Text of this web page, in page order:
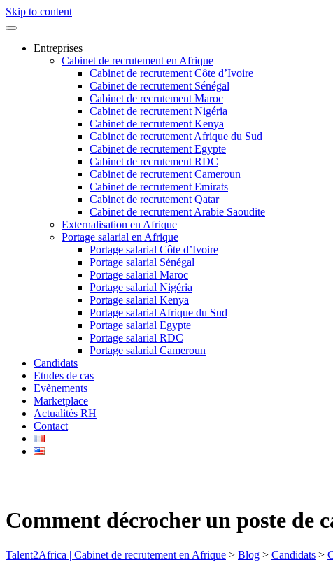
Skip to content
Entreprises
Cabinet de recrutement en Afrique
Cabinet de recrutement Côte d’Ivoire
Cabinet de recrutement Sénégal
Cabinet de recrutement Maroc
Cabinet de recrutement Nigéria
Cabinet de recrutement Kenya
Cabinet de recrutement Afrique du Sud
Cabinet de recrutement Egypte
Cabinet de recrutement RDC
Cabinet de recrutement Cameroun
Cabinet de recrutement Emirats
Cabinet de recrutement Qatar
Cabinet de recrutement Arabie Saoudite
Externalisation en Afrique
Portage salarial en Afrique
Portage salarial Côte d’Ivoire
Portage salarial Sénégal
Portage salarial Maroc
Portage salarial Nigéria
Portage salarial Kenya
Portage salarial Afrique du Sud
Portage salarial Egypte
Portage salarial RDC
Portage salarial Cameroun
Candidats
Etudes de cas
Evènements
Marketplace
Actualités RH
Contact
Comment décrocher un poste de
Talent2Africa | Cabinet de recrutement en Afrique > Blog > Candidats >